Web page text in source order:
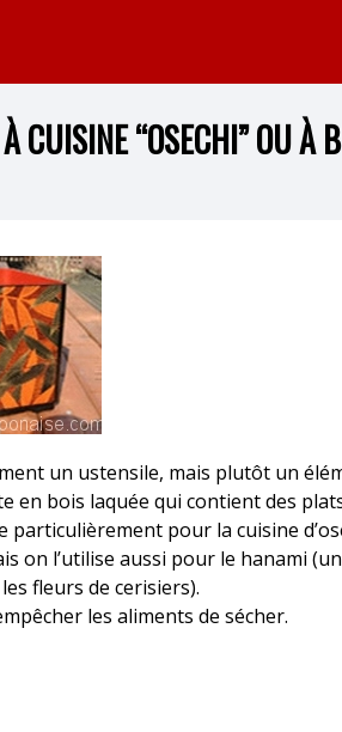
CUISINE “OSECHI” OU À
un ustensile, mais plutôt un
en bois laquée qui contient des
particulièrement pour la cuisine
on l’utilise aussi pour le hanami
fleurs de cerisiers).
les aliments de sécher.